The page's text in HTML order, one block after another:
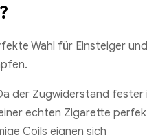
Wahl für Einsteiger und
der Zugwiderstand fester
echten Zigarette
Coils eignen sich